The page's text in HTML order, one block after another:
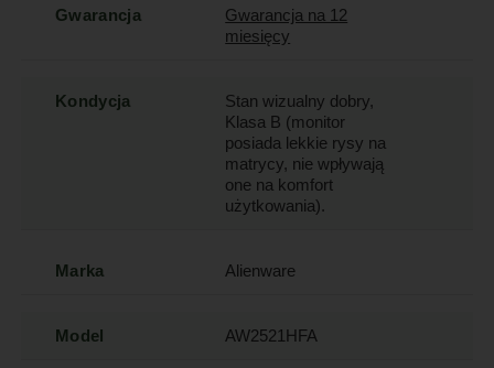
Gwarancja
Gwarancja na 12
miesięcy
Kondycja
Stan wizualny dobry,
Klasa B (monitor
posiada lekkie rysy na
matrycy, nie wpływają
one na komfort
użytkowania).
Marka Alienware
Model AW2521HFA